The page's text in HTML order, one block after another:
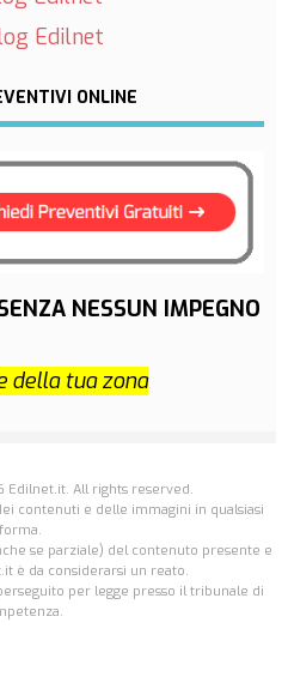
Edilnet
ONLINE
NESSUN IMPEGNO
della tua zona
All rights reserved.
contenuti e delle immagini in qualsiasi
forma.
se parziale) del contenuto presente e
è da considerarsi un reato.
per legge presso il tribunale di